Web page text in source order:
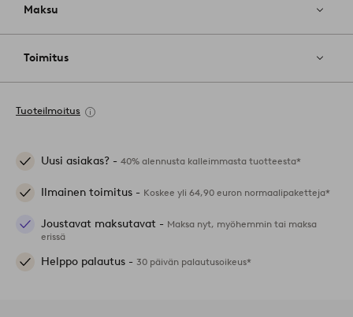
Maksu
Toimitus
Tuoteilmoitus
Uusi asiakas? - 40% alennusta kalleimmasta tuotteesta*
Ilmainen toimitus - Koskee yli 64,90 euron normaalipaketteja*
Joustavat maksutavat - Maksa nyt, myöhemmin tai maksa
erissä
Helppo palautus - 30 päivän palautusoikeus*